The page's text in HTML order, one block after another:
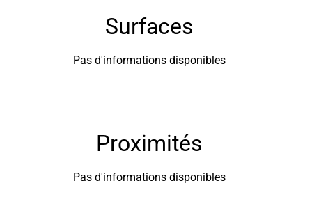
Surfaces
Pas d'informations disponibles
Proximités
Pas d'informations disponibles